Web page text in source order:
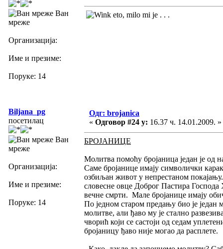
Ван
мреже
Организација:
Име и презиме:
Поруке: 14
eto, milo mi je . . .
Biljana_pg
посетилац
Ван
мреже
Организација:
Име и презиме:
Поруке: 14
Одг: brojanica
« Одговор #24 у: 16.37 ч. 14.01.2009. »
БРОЈАНИЦЕ
Молитва помоћу бројаница један је од
Саме бројанице имају символички
озбиљан живот у непрестаном
словесне овце Доброг Пастира Господа
вечне смрти. Мале бројанице имају
По једном старом предању био је један
молитве, али ђаво му је стално
чворић који се састоји од седам
бројаницу ђаво није могао да расплете.